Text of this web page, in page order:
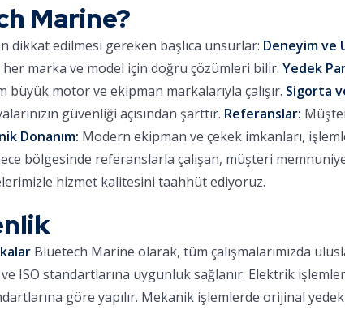
Marine?
dikkat edilmesi gereken başlıca unsurlar: Deneyim ve
marka ve model için doğru çözümleri bilir. Yedek
motor ve ekipman markalarıyla çalışır. Sigorta
güvenliği açısından şarttır. Referanslar:
Donanım: Modern ekipman ve çekek imkanları,
bölgesinde referanslarla çalışan, müşteri
hizmet kalitesini taahhüt ediyoruz.
Bluetech Marine olarak, tüm çalışmalarımızda
ve ISO standartlarına uygunluk sağlanır. Elektrik
göre yapılır. Mekanik işlemlerde orijinal